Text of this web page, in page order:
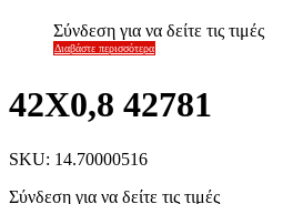
Σύνδεση για να δείτε τις τιμές
Διαβάστε περισσότερα
42X0,8 42781
SKU: 14.70000516
Σύνδεση για να δείτε τις τιμές